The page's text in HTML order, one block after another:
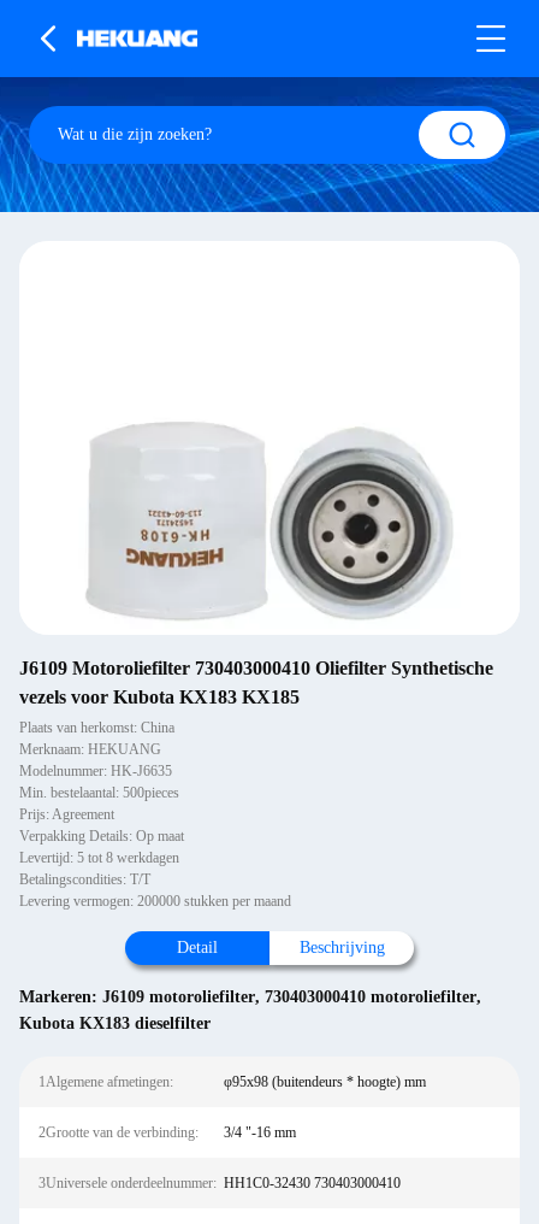
J6109 Motoroliefilter 730403000410 Oliefilter Synthetische
vezels voor Kubota KX183 KX185
Plaats van herkomst: China
Merknaam: HEKUANG
Modelnummer: HK-J6635
Min. bestelaantal: 500pieces
Prijs: Agreement
Verpakking Details: Op maat
Levertijd: 5 tot 8 werkdagen
Betalingscondities: T/T
Levering vermogen: 200000 stukken per maand
Detail Beschrijving
Markeren: J6109 motoroliefilter, 730403000410 motoroliefilter,
Kubota KX183 dieselfilter
1Algemene afmetingen: φ95x98 (buitendeurs * hoogte) mm
2Grootte van de verbinding: 3/4 "-16 mm
3Universele onderdeelnummer: HH1C0-32430 730403000410